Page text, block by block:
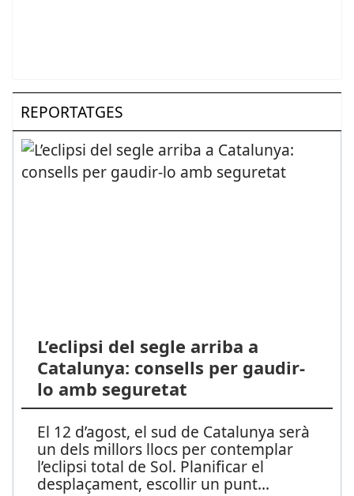
REPORTATGES
L’eclipsi del segle arriba a
Catalunya: consells per gaudir-
lo amb seguretat
El 12 d’agost, el sud de Catalunya serà
un dels millors llocs per contemplar
l’eclipsi total de Sol. Planificar el
desplaçament, escollir un punt...